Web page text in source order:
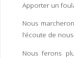
Apporter un
Nous
l’écoute de
Nous ferons